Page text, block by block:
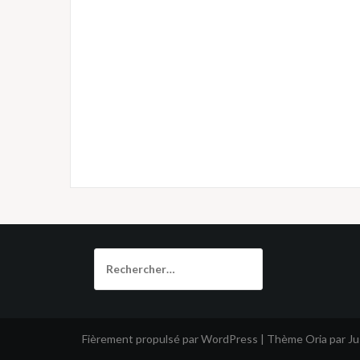
Fièrement propulsé par WordPress | Thème Oria par